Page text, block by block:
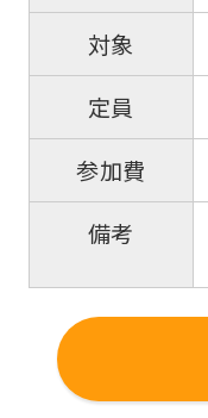
対象
定員
参加費
備考